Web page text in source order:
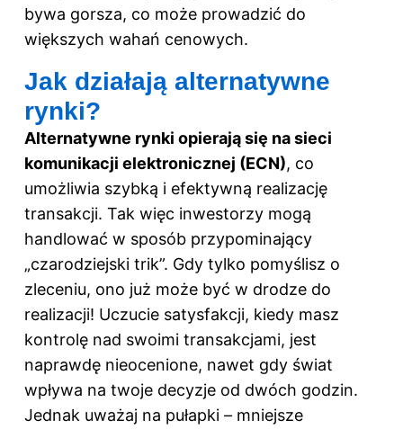
bywa gorsza, co może prowadzić do
większych wahań cenowych.
Jak działają alternatywne
rynki?
Alternatywne rynki opierają się na sieci
komunikacji elektronicznej (ECN), co
umożliwia szybką i efektywną realizację
transakcji. Tak więc inwestorzy mogą
handlować w sposób przypominający
„czarodziejski trik”. Gdy tylko pomyślisz o
zleceniu, ono już może być w drodze do
realizacji! Uczucie satysfakcji, kiedy masz
kontrolę nad swoimi transakcjami, jest
naprawdę nieocenione, nawet gdy świat
wpływa na twoje decyzje od dwóch godzin.
Jednak uważaj na pułapki – mniejsze